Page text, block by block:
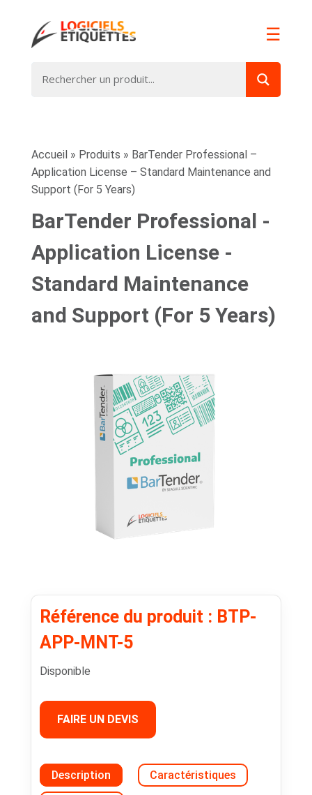
☰
Accueil » Produits » BarTender Professional –
Application License – Standard Maintenance and
Support (For 5 Years)
BarTender Professional -
Application License -
Standard Maintenance
and Support (For 5 Years)
Référence du produit : BTP-
APP-MNT-5
Disponible
FAIRE UN DEVIS
Description Caractéristiques